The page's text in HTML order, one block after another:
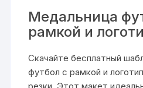
Медальница
рамкой и
Скачайте бесплатный
футбол с рамкой и
резки. Этот макет